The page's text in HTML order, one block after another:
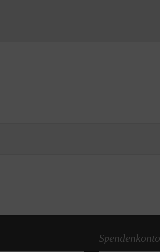
Spendenkonto